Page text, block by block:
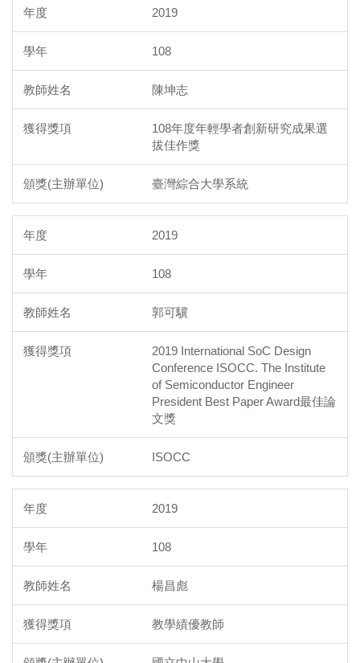
2019
108
陳坤志
108年度年輕學者創新研究成果選
拔佳作獎
臺灣綜合大學系統
2019
108
郭可驥
2019 International SoC Design
Conference ISOCC. The Institute
of Semiconductor Engineer
President Best Paper Award最佳論
文獎
ISOCC
2019
108
楊昌彪
教學績優教師